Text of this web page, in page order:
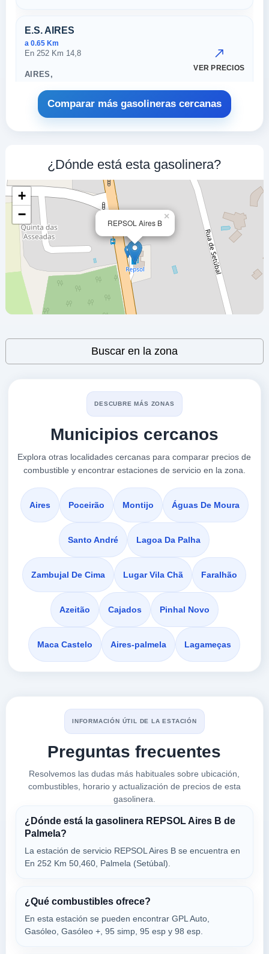
E.S. AIRES
a 0.65 Km
En 252 Km 14,8
AIRES,
VER PRECIOS
Prio Palmela
a 1.37 Km
QUARTEL DOS B.V. DE PALMELA,
OZ ENERGIA
a 1.61 Km
Estrada Da Varzinha
SETÚBAL,
2950-439
VER PRECIOS
BP PALMELA
a 1.78 Km
VOLTA DA PEDRA - PALMELA,
VER PRECIOS
AUCHAN Setúbal
Rua Nova Sintra, Lote 18, Azeda
SETÚBAL,
a 3.06 Km
Estrada De Algeruz
SETÚBAL-QUINTA DA CAIADA,
2950-439
VER PRECIOS
BP -
a 3.2 Km
Estrada Dos Ciprestes
SETÚBAL,
2950-439
VER PRECIOS
E.S. SETUBAL
GALP Bonfim
Av. Rodrigues Manito
ESTÁDIO DO BONFIM,
VER PRECIOS
a 3.5 Km
Av.rodrigues Manito
2950-439
ES Monte
Comparar más gasolineras cercanas
¿Dónde está esta gasolinera?
REPSOL Aires B
×
+
−
Buscar en la zona
DESCUBRE MÁS ZONAS
Municipios cercanos
Explora otras localidades cercanas para comparar precios de
combustible y encontrar estaciones de servicio en la zona.
Aires Poceirão Montijo Águas De Moura
Santo André Lagoa Da Palha
Zambujal De Cima Lugar Vila Chã Faralhão
Azeitão Cajados Pinhal Novo
Maca Castelo Aires-palmela Lagameças
INFORMACIÓN ÚTIL DE LA ESTACIÓN
Preguntas frecuentes
Resolvemos las dudas más habituales sobre ubicación,
combustibles, horario y actualización de precios de esta
gasolinera.
¿Dónde está la gasolinera REPSOL Aires B de
Palmela?
La estación de servicio REPSOL Aires B se encuentra en
En 252 Km 50,460, Palmela (Setúbal).
¿Qué combustibles ofrece?
En esta estación se pueden encontrar GPL Auto,
Gasóleo, Gasóleo +, 95 simp, 95 esp y 98 esp.